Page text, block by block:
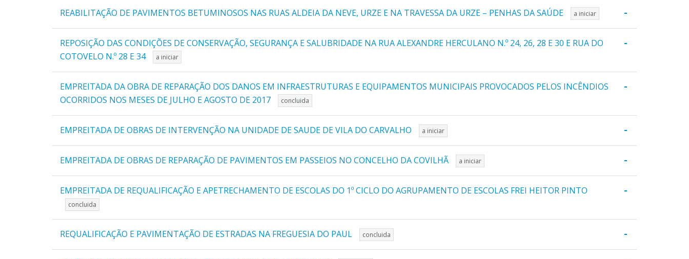
-
REABILITAÇÃO DE PAVIMENTOS BETUMINOSOS NAS RUAS ALDEIA DA NEVE, URZE E NA TRAVESSA DA URZE – PENHAS DA SAÚDE a iniciar
-
REPOSIÇÃO DAS CONDIÇÕES DE CONSERVAÇÃO, SEGURANÇA E SALUBRIDADE NA RUA ALEXANDRE HERCULANO N.º 24, 26, 28 E 30 E RUA DO
COTOVELO N.º 28 E 34
a iniciar
-
EMPREITADA DA OBRA DE REPARAÇÃO DOS DANOS EM INFRAESTRUTURAS E EQUIPAMENTOS MUNICIPAIS PROVOCADOS PELOS INCÊNDIOS
OCORRIDOS NOS MESES DE JULHO E AGOSTO DE 2017
concluida
-
EMPREITADA DE OBRAS DE INTERVENÇÃO NA UNIDADE DE SAUDE DE VILA DO CARVALHO a iniciar
-
EMPREITADA DE OBRAS DE REPARAÇÃO DE PAVIMENTOS EM PASSEIOS NO CONCELHO DA COVILHÃ a iniciar
-
EMPREITADA DE REQUALIFICAÇÃO E APETRECHAMENTO DE ESCOLAS DO 1º CICLO DO AGRUPAMENTO DE ESCOLAS FREI HEITOR PINTO
concluida
-
REQUALIFICAÇÃO E PAVIMENTAÇÃO DE ESTRADAS NA FREGUESIA DO PAUL concluida